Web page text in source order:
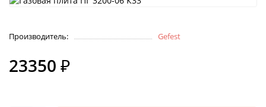
Производитель: Gefest
23350 ₽